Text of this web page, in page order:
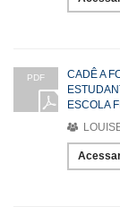
PDF
CADÊ A
ESCOLA